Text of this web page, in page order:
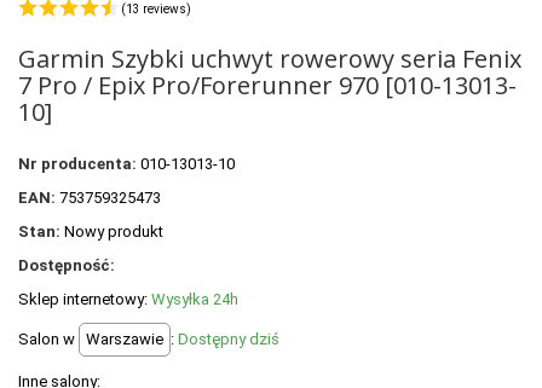
+
WYPRZEDAŻ
(13 reviews)
Garmin Szybki uchwyt rowerowy seria Fenix
7 Pro / Epix Pro/Forerunner 970 [010-13013-
10]
Nr producenta: 010-13013-10
EAN: 753759325473
Stan: Nowy produkt
Dostępność:
Sklep internetowy: Wysyłka 24h
Salon w Warszawie : Dostępny dziś
Inne salony: